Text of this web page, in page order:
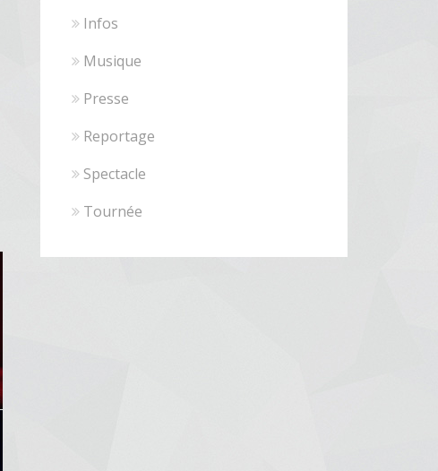
Infos
Musique
Presse
Reportage
Spectacle
Tournée